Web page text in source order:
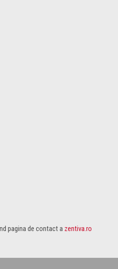
pagina de contact a zentiva.ro